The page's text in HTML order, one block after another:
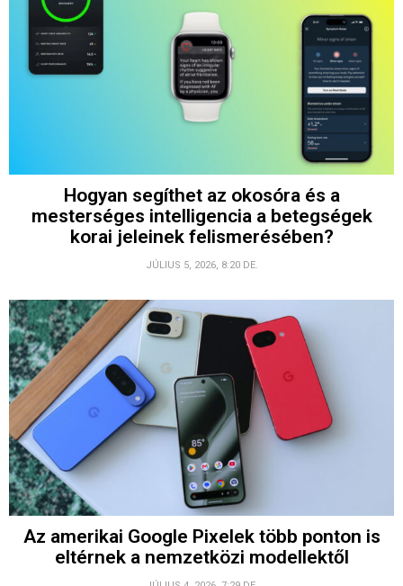
Hogyan segíthet az okosóra és a
mesterséges intelligencia a betegségek
korai jeleinek felismerésében?
JÚLIUS 5, 2026, 8:20 DE.
Az amerikai Google Pixelek több ponton is
eltérnek a nemzetközi modellektől